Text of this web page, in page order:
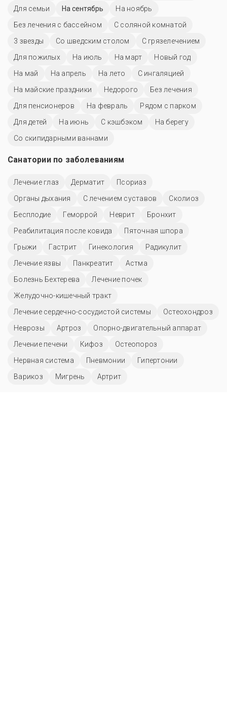
Для семьи На сентябрь
На ноябрь
Без лечения с бассейном
С соляной комнатой
3 звезды
Со шведским столом
С грязелечением
Для пожилых
На июль На март
Новый год
На май
На апрель На лето
С ингаляцией
На майские праздники
Недорого
Без лечения
Для пенсионеров
На февраль
Рядом с парком
Для детей
На июнь С кэшбэком
На берегу
Со скипидарными ваннами
Санатории по заболеваниям
Лечение глаз Дерматит
Псориаз
Органы дыхания
С лечением суставов
Сколиоз
Бесплодие
Геморрой Неврит
Бронхит
Реабилитация после ковида
Пяточная шпора
Грыжи
Гастрит Гинекология
Радикулит
Лечение язвы
Панкреатит
Астма
Болезнь Бехтерева
Лечение почек
Желудочно-кишечный тракт
Лечение сердечно-сосудистой системы
Остеохондроз
Неврозы
Артроз
Опорно-двигательный аппарат
Лечение печени
Кифоз
Остеопороз
Нервная система
Пневмонии
Гипертонии
Варикоз
Мигрень Артрит